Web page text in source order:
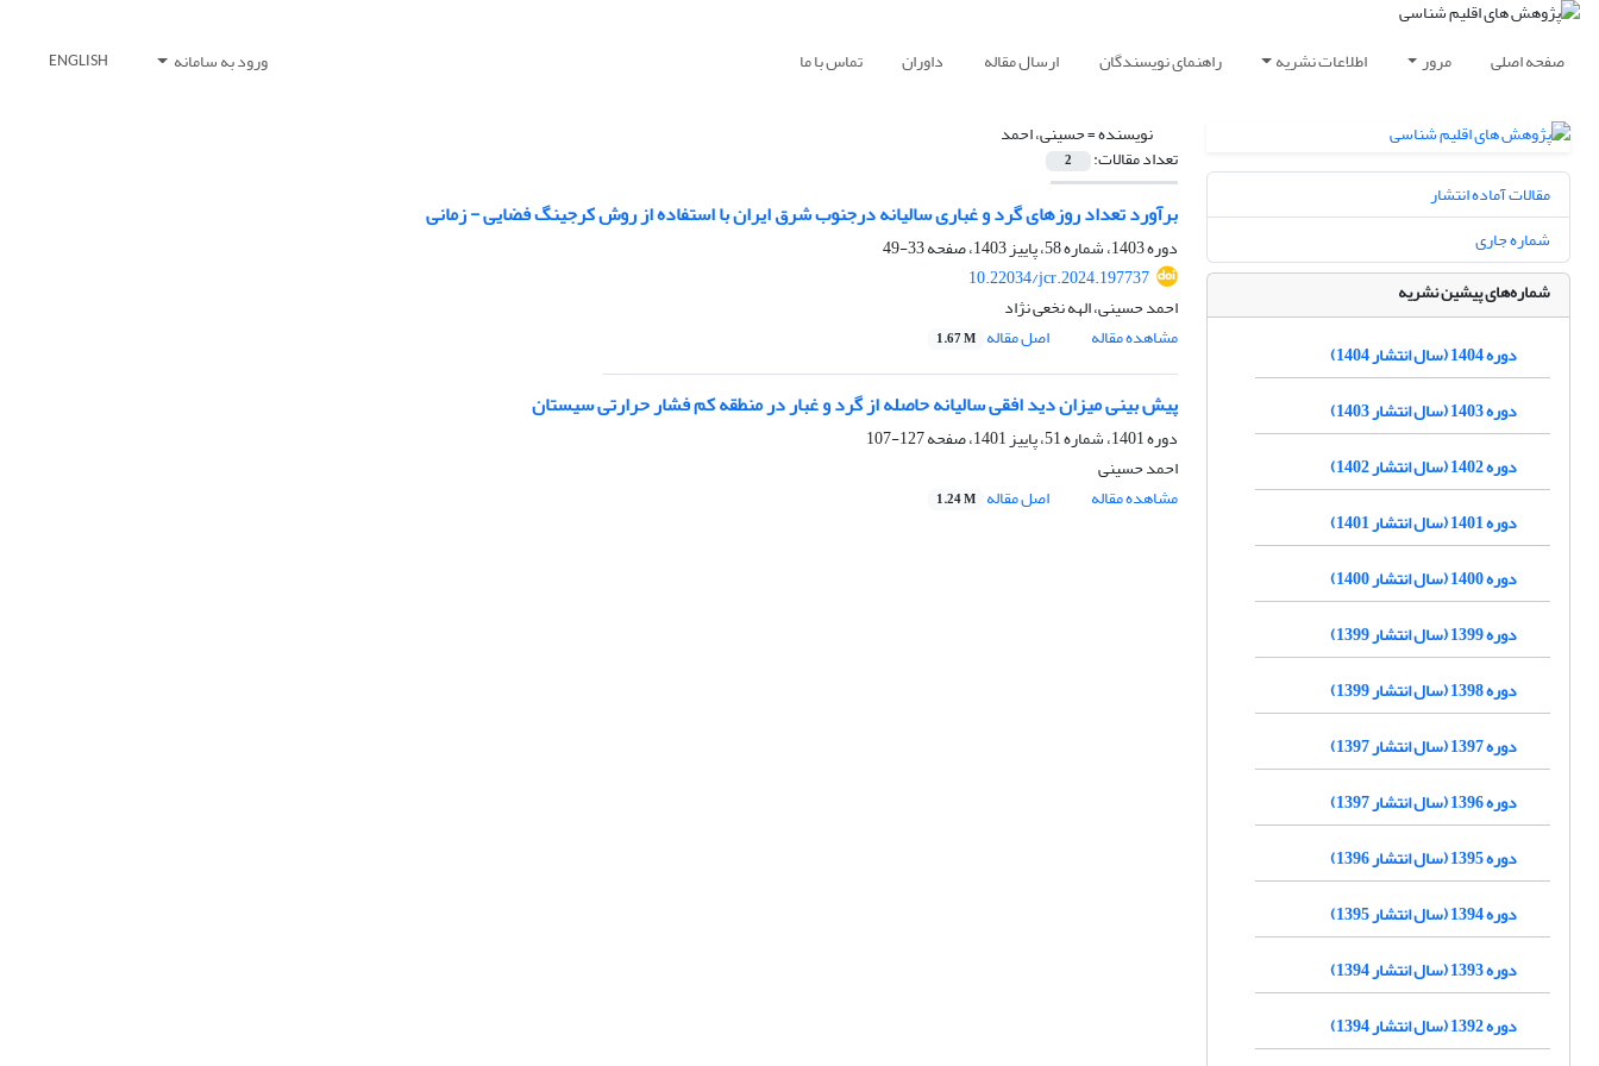
صفحه اصلی مرور اطلاعات نشریه راهنمای نویسندگان ارسال مقاله داوران تماس با ما ورود به سامانه ENGLISH
نویسنده =حسینی، احمد
تعداد مقالات: 2
برآورد تعداد روزهای گرد و غباری سالیانه درجنوب شرق ایران با استفاده از روش کرجینگ فضایی - زمانی
دوره 1403، شماره 58، پاییز 1403، صفحه
33-49
10.22034/jcr.2024.197737
احمد حسینی، الهه نخعی نژاد
مشاهده مقاله
اصل مقاله 1.67 M
پیش بینی میزان دید افقی سالیانه حاصله از گرد و غبار در منطقه کم فشار حرارتی سیستان
دوره 1401، شماره 51، پاییز 1401، صفحه
127-107
احمد حسینی
مشاهده مقاله
اصل مقاله 1.24 M
مقالات آماده انتشار
شماره جاری
شماره‌های پیشین نشریه
دوره 1404 (سال انتشار 1404)
دوره 1403 (سال انتشار 1403)
دوره 1402 (سال انتشار 1402)
دوره 1401 (سال انتشار 1401)
دوره 1400 (سال انتشار 1400)
دوره 1399 (سال انتشار 1399)
دوره 1398 (سال انتشار 1399)
دوره 1397 (سال انتشار 1397)
دوره 1396 (سال انتشار 1397)
دوره 1395 (سال انتشار 1396)
دوره 1394 (سال انتشار 1395)
دوره 1393 (سال انتشار 1394)
دوره 1392 (سال انتشار 1394)